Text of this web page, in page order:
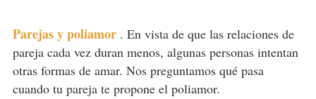
Parejas y poliamor . En vista de que las relaciones de
pareja cada vez duran menos, algunas personas intentan
otras formas de amar. Nos preguntamos qué pasa
cuando tu pareja te propone el poliamor.